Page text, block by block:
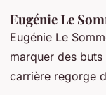
Eugénie Le
Eugénie Le
marquer des
carrière regorge